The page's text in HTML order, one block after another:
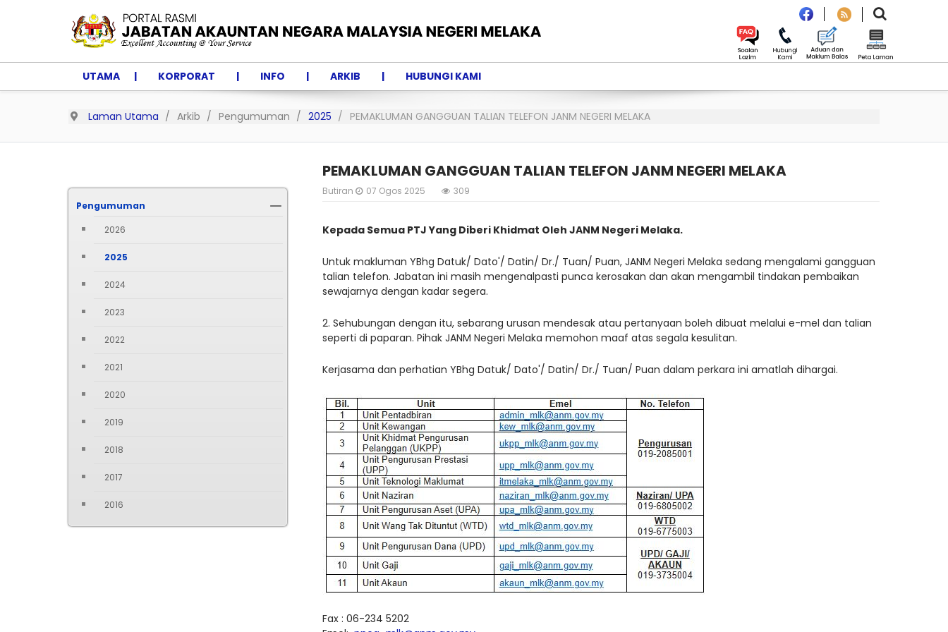
UTAMA KORPORAT INFO ARKIB HUBUNGI KAMI
Laman Utama Arkib Pengumuman 2025 PEMAKLUMAN GANGGUAN TALIAN TELEFON JANM NEGERI MELAKA
Pengumuman
2026
2025
2024
2023
2022
2021
2020
2019
2018
2017
2016
PEMAKLUMAN GANGGUAN TALIAN TELEFON JANM NEGERI MELAKA
Butiran 07 Ogos 2025 309
Kepada Semua PTJ Yang Diberi Khidmat Oleh JANM Negeri Melaka.
Untuk makluman YBhg Datuk/ Dato'/ Datin/ Dr./ Tuan/ Puan, JANM Negeri Melaka sedang mengalami gangguan
talian telefon. Jabatan ini masih mengenalpasti punca kerosakan dan akan mengambil tindakan pembaikan
sewajarnya dengan kadar segera.
2. Sehubungan dengan itu, sebarang urusan mendesak atau pertanyaan boleh dibuat melalui e-mel dan talian
seperti di paparan. Pihak JANM Negeri Melaka memohon maaf atas segala kesulitan.
Kerjasama dan perhatian YBhg Datuk/ Dato'/ Datin/ Dr./ Tuan/ Puan dalam perkara ini amatlah dihargai.
Fax : 06-234 5202